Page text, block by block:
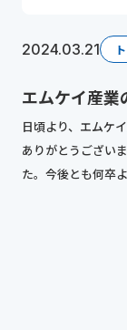
2024.03.21
エムケイ産業
日頃より、エムケ
ありがとうござい
た。今後とも何卒